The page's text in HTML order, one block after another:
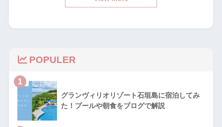
POPULER
1
グランヴィリオリゾート石垣島に宿泊してみ
た！プールや朝食をブログで解説